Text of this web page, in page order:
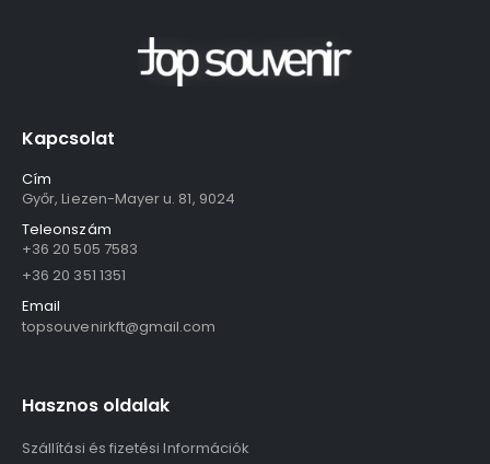
Kapcsolat
Cím
Győr, Liezen-Mayer u. 81, 9024
Teleonszám
+36 20 505 7583
+36 20 351 1351
Email
topsouvenirkft@gmail.com
Hasznos oldalak
Szállítási és fizetési Információk